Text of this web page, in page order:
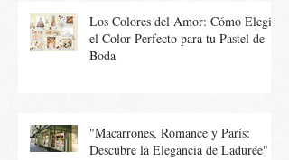
Los Colores del Amor: Cómo Elegir
el Color Perfecto para tu Pastel de
Boda
"Macarrones, Romance y París:
Descubre la Elegancia de Ladurée"